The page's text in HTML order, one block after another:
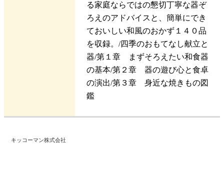
る家庭ならではの懇切丁寧な器ぞ
ろえのアドバイスと、簡単にでき
ておいしい和風のおかず１４０品
を収録。/四季のおもてなし献立と
器/第１章 まずそろえたい和食器
の基本/第２章 器の遊び心と食卓
の演出/第３章 身近な焼きもの図
鑑
キッコーマン株式会社